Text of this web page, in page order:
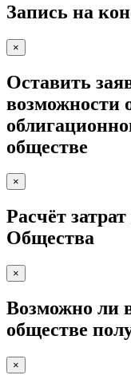
Запись на
×
Оставить
возможности
обществе
×
Расчёт
Общества
×
Возможно ли
обществе
×